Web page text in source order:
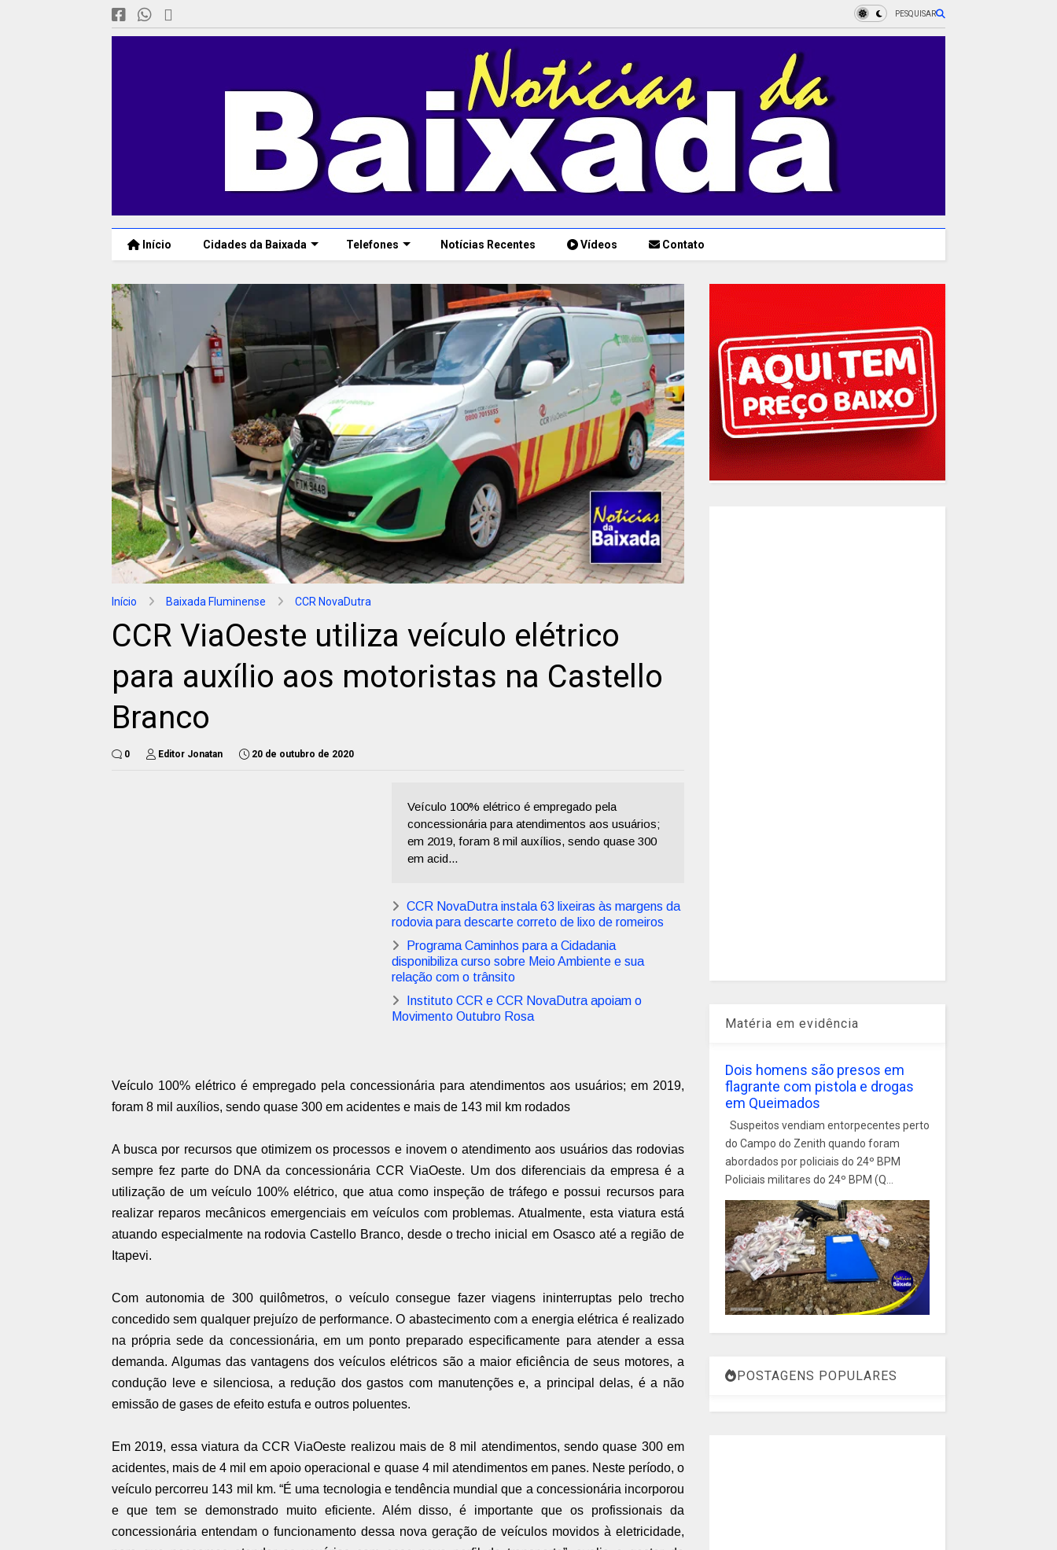
PESQUISAR
Início Cidades da Baixada Telefones Notícias Recentes Vídeos Contato
Início Baixada Fluminense CCR NovaDutra
CCR ViaOeste utiliza veículo elétrico
para auxílio aos motoristas na Castello
Branco
0 Editor Jonatan 20 de outubro de 2020
Veículo 100% elétrico é empregado pela
concessionária para atendimentos aos usuários;
em 2019, foram 8 mil auxílios, sendo quase 300
em acid...
CCR NovaDutra instala 63 lixeiras às margens da
rodovia para descarte correto de lixo de romeiros
Programa Caminhos para a Cidadania
disponibiliza curso sobre Meio Ambiente e sua
relação com o trânsito
Instituto CCR e CCR NovaDutra apoiam o
Movimento Outubro Rosa
Veículo 100% elétrico é empregado pela concessionária para atendimentos aos usuários; em 2019,
foram 8 mil auxílios, sendo quase 300 em acidentes e mais de 143 mil km rodados
A busca por recursos que otimizem os processos e inovem o atendimento aos usuários das rodovias
sempre fez parte do DNA da concessionária CCR ViaOeste. Um dos diferenciais da empresa é a
utilização de um veículo 100% elétrico, que atua como inspeção de tráfego e possui recursos para
realizar reparos mecânicos emergenciais em veículos com problemas. Atualmente, esta viatura está
atuando especialmente na rodovia Castello Branco, desde o trecho inicial em Osasco até a região de
Itapevi.
Com autonomia de 300 quilômetros, o veículo consegue fazer viagens ininterruptas pelo trecho
concedido sem qualquer prejuízo de performance. O abastecimento com a energia elétrica é realizado
na própria sede da concessionária, em um ponto preparado especificamente para atender a essa
demanda. Algumas das vantagens dos veículos elétricos são a maior eficiência de seus motores, a
condução leve e silenciosa, a redução dos gastos com manutenções e, a principal delas, é a não
emissão de gases de efeito estufa e outros poluentes.
Em 2019, essa viatura da CCR ViaOeste realizou mais de 8 mil atendimentos, sendo quase 300 em
acidentes, mais de 4 mil em apoio operacional e quase 4 mil atendimentos em panes. Neste período, o
veículo percorreu 143 mil km. “É uma tecnologia e tendência mundial que a concessionária incorporou
e que tem se demonstrado muito eficiente. Além disso, é importante que os profissionais da
concessionária entendam o funcionamento dessa nova geração de veículos movidos à eletricidade,
Matéria em evidência
Dois homens são presos em
flagrante com pistola e drogas
em Queimados
Suspeitos vendiam entorpecentes perto
do Campo do Zenith quando foram
abordados por policiais do 24º BPM
Policiais militares do 24º BPM (Q...
POSTAGENS POPULARES